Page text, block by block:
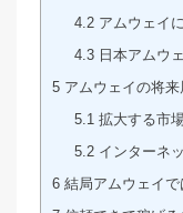
4.2アムウェイ
4.3日本アムウ
5アムウェイの将来
5.1 拡大する市
5.2インターネ
6結局アムウェイで